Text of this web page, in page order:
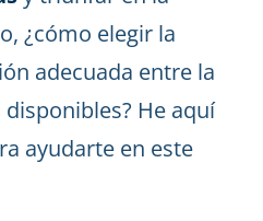
¿cómo elegir la
adecuada entre la
He aquí
ayudarte en este